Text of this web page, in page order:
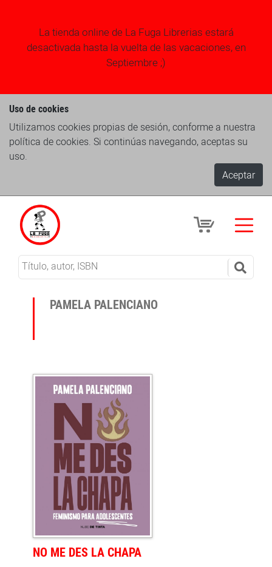
La tienda online de La Fuga Librerias estará
desactivada hasta la vuelta de las vacaciones, en
Septiembre ;)
Uso de cookies
Utilizamos cookies propias de sesión, conforme a nuestra
política de cookies. Si continúas navegando, aceptas su
uso.
Aceptar
PAMELA PALENCIANO
NO ME DES LA CHAPA